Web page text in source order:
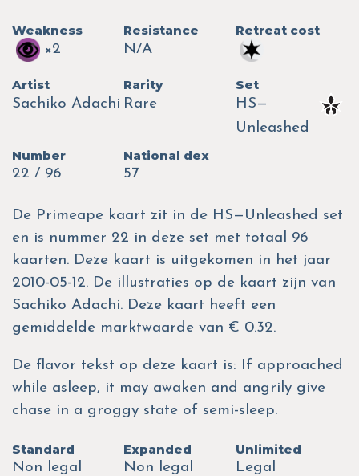
Weakness
×2
Resistance
N/A
Retreat cost
Artist
Sachiko Adachi
Rarity
Rare
Set
HS—
Unleashed
Number
22 / 96
National dex
57
De Primeape kaart zit in de HS—Unleashed set
en is nummer 22 in deze set met totaal 96
kaarten. Deze kaart is uitgekomen in het jaar
2010-05-12. De illustraties op de kaart zijn van
Sachiko Adachi. Deze kaart heeft een
gemiddelde marktwaarde van € 0.32.
De flavor tekst op deze kaart is: If approached
while asleep, it may awaken and angrily give
chase in a groggy state of semi-sleep.
Standard
Non legal
Expanded
Non legal
Unlimited
Legal